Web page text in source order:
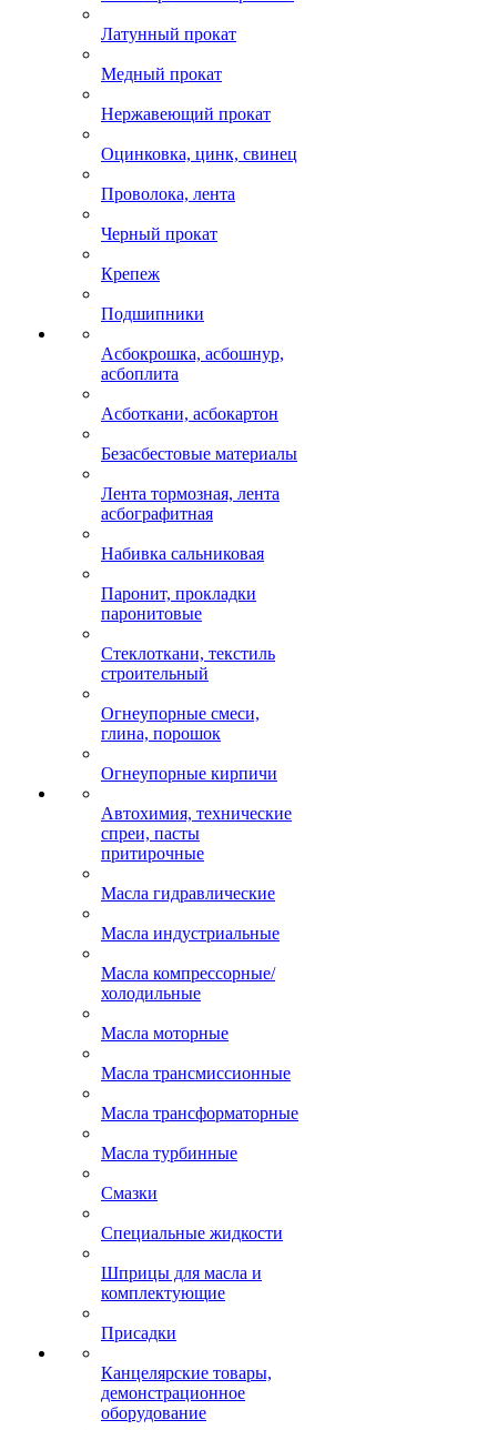
Латунный прокат
Медный прокат
Нержавеющий прокат
Оцинковка, цинк, свинец
Проволока, лента
Черный прокат
Крепеж
Подшипники
Асбокрошка, асбошнур,
асбоплита
Асботкани, асбокартон
Безасбестовые материалы
Лента тормозная, лента
асбографитная
Набивка сальниковая
Паронит, прокладки
паронитовые
Стеклоткани, текстиль
строительный
Огнеупорные смеси,
глина, порошок
Огнеупорные кирпичи
Автохимия, технические
спреи, пасты
притирочные
Масла гидравлические
Масла индустриальные
Масла компрессорные/
холодильные
Масла моторные
Масла трансмиссионные
Масла трансформаторные
Масла турбинные
Смазки
Специальные жидкости
Шприцы для масла и
комплектующие
Присадки
Канцелярские товары,
демонстрационное
оборудование